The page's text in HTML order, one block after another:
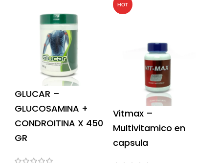
GLUCAR –
GLUCOSAMINA +
CONDROITINA X 450
GR
HOT
Vitmax –
Multivitamico en
capsula